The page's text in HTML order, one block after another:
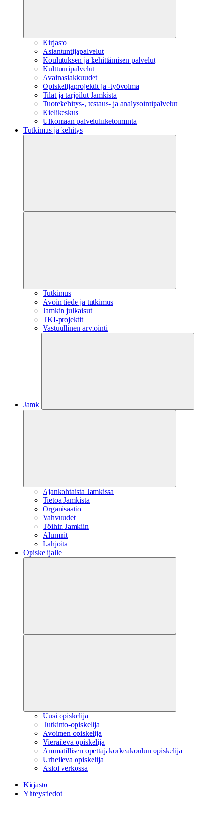
Kirjasto
Asiantuntijapalvelut
Koulutuksen ja kehittämisen palvelut
Kulttuuripalvelut
Avainasiakkuudet
Opiskelijaprojektit​ ja -työvoima
Tilat ja tarjoilut Jamkista
Tuotekehitys-, testaus- ja analysointipalvelut
Kielikeskus
Ulkomaan palveluliiketoiminta
Tutkimus ja kehitys
Tutkimus
Avoin tiede ja tutkimus
Jamkin julkaisut
TKI-projektit
Vastuullinen arviointi
Jamk
Ajankohtaista Jamkissa
Tietoa Jamkista
Organisaatio
Vahvuudet
Töihin Jamkiin
Alumnit
Lahjoita
Opiskelijalle
Uusi opiskelija
Tutkinto-opiskelija
Avoimen opiskelija
Vieraileva opiskelija
Ammatillisen opettajakorkeakoulun opiskelija
Urheileva opiskelija
Asioi verkossa
Kirjasto
Yhteystiedot